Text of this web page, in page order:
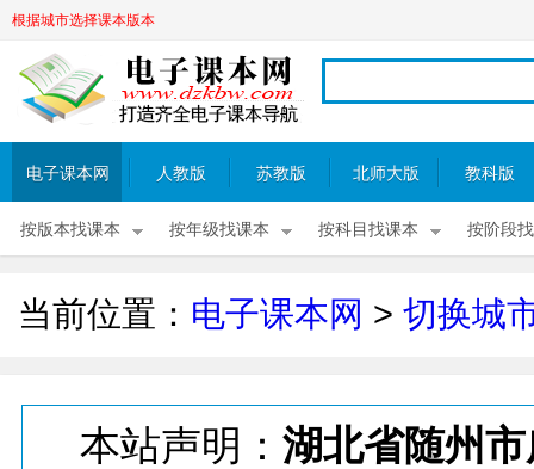
根据城市选择课本版本
电子课本网 人教版 苏教版 北师大版 教科版
按版本找课本 按年级找课本 按科目找课本 按阶段
当前位置： 电子课本网 > 切换城
本站声明： 湖北省随州